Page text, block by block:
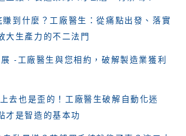
到什麼？工廠醫生：從痛點出發、落實
大生產力的不二法門
-工廠醫生與您相約，破解製造業獲利
去也是歪的！工廠醫生破解自動化迷
才是智造的基本功